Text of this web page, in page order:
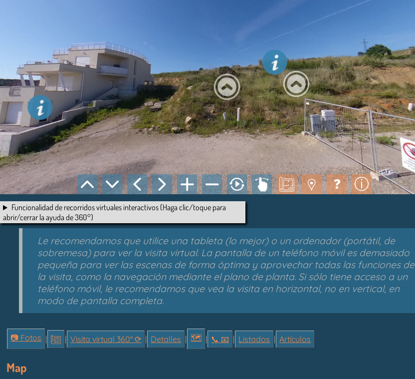
Funcionalidad de recorridos virtuales interactivos (Haga clic/toque para
abrir/cerrar la ayuda de 360°)
Le recomendamos que utilice una tableta (lo mejor) o un ordenador (portátil, de
sobremesa) para ver la visita virtual. La pantalla de un teléfono móvil es demasiado
pequeña para ver las escenas de forma óptima y aprovechar todas las funciones de
la visita, como la navegación mediante el plano de planta. Si sólo tiene acceso a un
teléfono móvil, le recomendamos que vea la visita en horizontal, no en vertical, en
modo de pantalla completa.
📷 Fotos | | Visita virtual 360° ⟳ | Detalles | 🗺 | 📞︎ 📧 | Listados | Artículos
Map